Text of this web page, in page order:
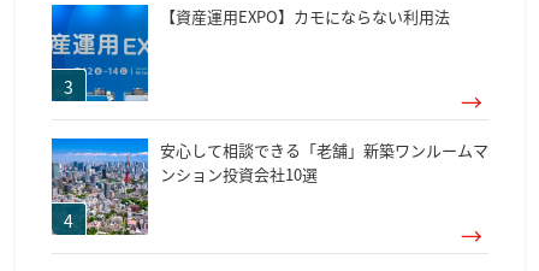
【資産運用EXPO】カモにならない利用法
安心して相談できる「老舗」新築ワンルームマ
ンション投資会社10選